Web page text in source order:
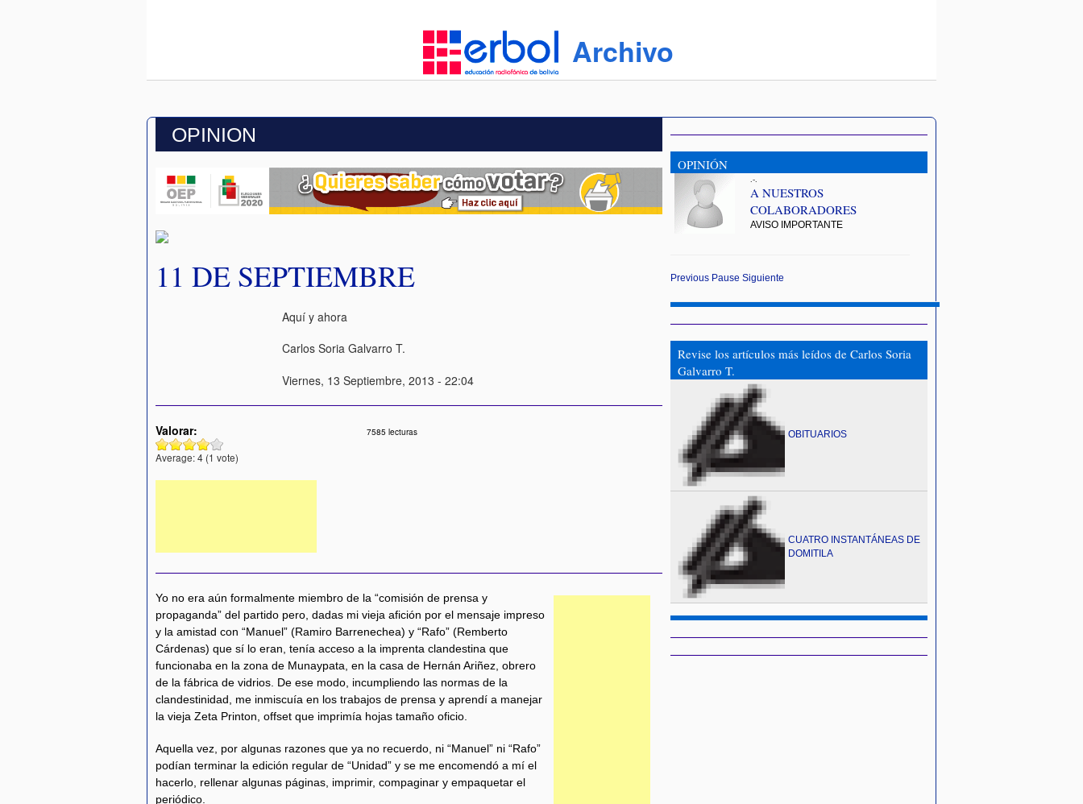
Archivo
OPINION
11 DE SEPTIEMBRE
Aquí y ahora
Carlos Soria Galvarro T.
Viernes, 13 Septiembre, 2013 - 22:04
Valorar:
Average:4 (1 vote)
7585 lecturas
Yo no era aún formalmente miembro de la “comisión de prensa y
propaganda” del partido pero, dadas mi vieja afición por el mensaje impreso
y la amistad con “Manuel” (Ramiro Barrenechea) y “Rafo” (Remberto
Cárdenas) que sí lo eran, tenía acceso a la imprenta clandestina que
funcionaba en la zona de Munaypata, en la casa de Hernán Ariñez, obrero
de la fábrica de vidrios. De ese modo, incumpliendo las normas de la
clandestinidad, me inmiscuía en los trabajos de prensa y aprendí a manejar
la vieja Zeta Printon, offset que imprimía hojas tamaño oficio.
Aquella vez, por algunas razones que ya no recuerdo, ni “Manuel” ni “Rafo”
podían terminar la edición regular de “Unidad” y se me encomendó a mí el
hacerlo, rellenar algunas páginas, imprimir, compaginar y empaquetar el
periódico.
OPINIÓN
.-.
A NUESTROS
COLABORADORES
AVISO IMPORTANTE
Previous Pause Siguiente
Revise los artículos más leídos de Carlos Soria
Galvarro T.
OBITUARIOS
CUATRO INSTANTÁNEAS DE
DOMITILA